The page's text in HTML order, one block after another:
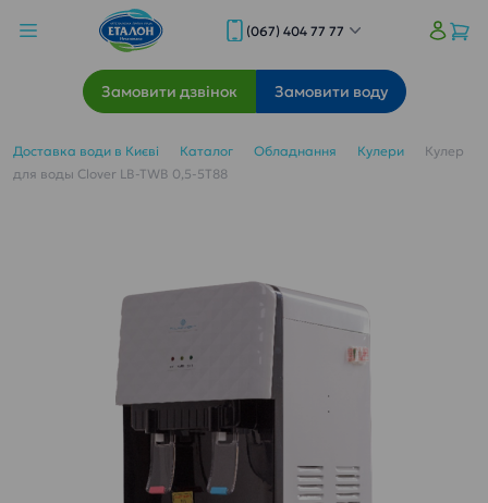
(067) 404 77 77
Замовити дзвінок Замовити воду
Доставка води в Києві Каталог Обладнання Кулери
Кулер
для воды Clover LB-TWB 0,5-5T88